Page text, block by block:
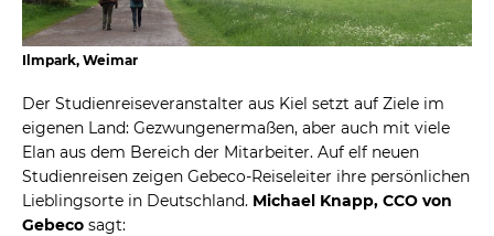
Ilmpark, Weimar
Der Studienreiseveranstalter aus Kiel setzt auf Ziele im
eigenen Land: Gezwungenermaßen, aber auch mit viele
Elan aus dem Bereich der Mitarbeiter. Auf elf neuen
Studienreisen zeigen Gebeco-Reiseleiter ihre persönlichen
Lieblingsorte in Deutschland. Michael Knapp, CCO von
Gebeco sagt: